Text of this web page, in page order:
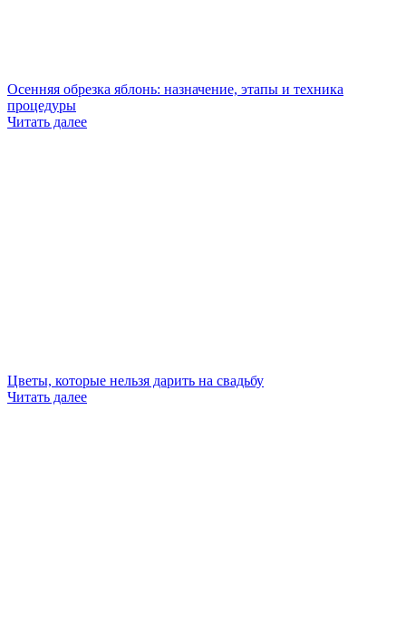
Осенняя обрезка яблонь: назначение, этапы и техника
процедуры
Читать далее
Цветы, которые нельзя дарить на свадьбу
Читать далее